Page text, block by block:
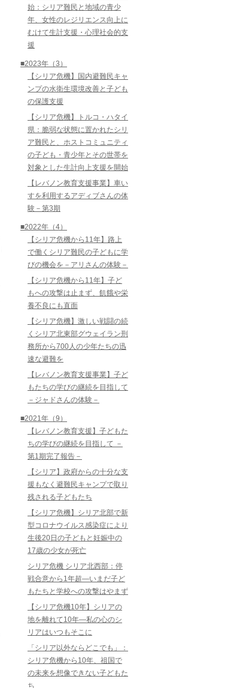
始：シリア難民と地域の青少
年、女性のレジリエンス向上に
むけて生計支援・心理社会的支
援
■2023年（3）
【シリア危機】国内避難民キャ
ンプの水衛生環境改善と子ども
の保護支援
【シリア危機】トルコ・ハタイ
県：脆弱な状態に置かれたシリ
ア難民と、ホストコミュニティ
の子ども・青少年とその世帯を
対象とした生計向上支援を開始
【レバノン教育支援事業】車い
すを利用するアディブさんの体
験－第3期
■2022年（4）
【シリア危機から11年】路上
で働くシリア難民の子どもに学
びの機会を－アリさんの体験－
【シリア危機から11年】子ど
もへの攻撃は止まず、飢餓や栄
養不良にも直面
【シリア危機】激しい戦闘の続
くシリア北東部グウェイラン刑
務所から700人の少年たちの迅
速な避難を
【レバノン教育支援事業】子ど
もたちの学びの継続を目指して
－ジャドさんの体験－
■2021年（9）
【レバノン教育支援】子どもた
ちの学びの継続を目指して －
第1期完了報告－
【シリア】政府からの十分な支
援もなく避難民キャンプで取り
残される子どもたち
【シリア危機】シリア北部で新
型コロナウイルス感染症により
生後20日の子どもと妊娠中の
17歳の少女が死亡
シリア危機 シリア北西部：停
戦合意から1年超―いまだ子ど
もたちと学校への攻撃はやまず
【シリア危機10年】シリアの
地を離れて10年―私の心のシ
リアはいつもそこに
「シリア以外ならどこでも」：
シリア危機から10年、祖国で
の未来を想像できない子どもた
ち